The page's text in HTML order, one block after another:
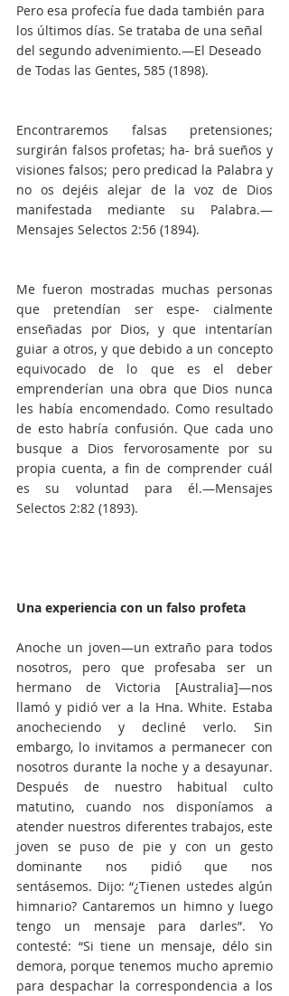
Pero esa profecía fue dada también para
los últimos días. Se trataba de una señal
del segundo advenimiento.—El Deseado
de Todas las Gentes, 585 (1898).
Encontraremos falsas pretensiones;
surgirán falsos profetas; ha- brá sueños y
visiones falsos; pero predicad la Palabra y
no os dejéis alejar de la voz de Dios
manifestada mediante su Palabra.—
Mensajes Selectos 2:56 (1894).
Me fueron mostradas muchas personas
que pretendían ser espe- cialmente
enseñadas por Dios, y que intentarían
guiar a otros, y que debido a un concepto
equivocado de lo que es el deber
emprenderían una obra que Dios nunca
les había encomendado. Como resultado
de esto habría confusión. Que cada uno
busque a Dios fervorosamente por su
propia cuenta, a fin de comprender cuál
es su voluntad para él.—Mensajes
Selectos 2:82 (1893).
Una experiencia con un falso profeta
Anoche un joven—un extraño para todos
nosotros, pero que profesaba ser un
hermano de Victoria [Australia]—nos
llamó y pidió ver a la Hna. White. Estaba
anocheciendo y decliné verlo. Sin
embargo, lo invitamos a permanecer con
nosotros durante la noche y a desayunar.
Después de nuestro habitual culto
matutino, cuando nos disponíamos a
atender nuestros diferentes trabajos, este
joven se puso de pie y con un gesto
dominante nos pidió que nos
sentásemos. Dijo: “¿Tienen ustedes algún
himnario? Cantaremos un himno y luego
tengo un mensaje para darles”. Yo
contesté: “Si tiene un mensaje, délo sin
demora, porque tenemos mucho apremio
para despachar la correspondencia a los